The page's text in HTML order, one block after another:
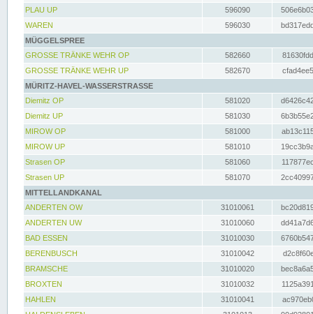
PLAU UP
596090
WAREN
596030
MÜGGELSPREE
GROSSE TRÄNKE WEHR OP
582660
GROSSE TRÄNKE WEHR UP
582670
MÜRITZ-HAVEL-WASSERSTRASSE
Diemitz OP
581020
Diemitz UP
581030
MIROW OP
581000
MIROW UP
581010
Strasen OP
581060
Strasen UP
581070
MITTELLANDKANAL
ANDERTEN OW
31010061
ANDERTEN UW
31010060
BAD ESSEN
31010030
BERENBUSCH
31010042
BRAMSCHE
31010020
BROXTEN
31010032
HAHLEN
31010041